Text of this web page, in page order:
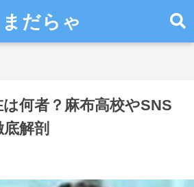
まだらゃ
何者？麻布高校やSNS
解剖